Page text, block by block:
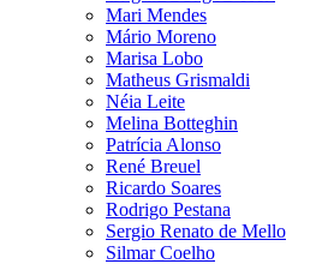
Mari Mendes
Mário Moreno
Marisa Lobo
Matheus Grismaldi
Néia Leite
Melina Botteghin
Patrícia Alonso
René Breuel
Ricardo Soares
Rodrigo Pestana
Sergio Renato de Mello
Silmar Coelho